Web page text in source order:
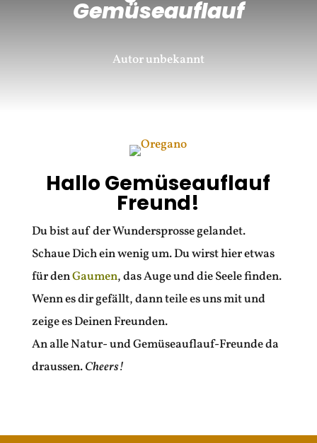
Gemüseauflauf
Autor unbekannt
Hallo Gemüseauflauf
Freund!
Du bist auf der Wundersprosse gelandet.
Schaue Dich ein wenig um. Du wirst hier etwas
für denGaumen, das Auge und die Seele finden.
Wenn es dir gefällt, dann teile es uns mit und
zeige es Deinen Freunden.
An alle Natur- und Gemüseauflauf-Freunde da
draussen.Cheers!